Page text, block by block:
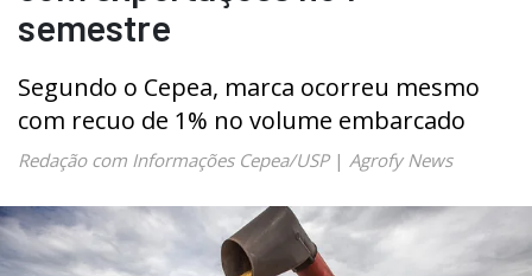
semestre
Segundo o Cepea, marca ocorreu mesmo
com recuo de 1% no volume embarcado
Redação com Informações Cepea/USP| Agrofy News